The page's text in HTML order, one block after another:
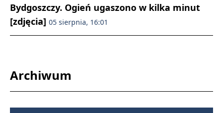
Bydgoszczy. Ogień ugaszono w kilka minut
[zdjęcia] 05 sierpnia, 16:01
Archiwum